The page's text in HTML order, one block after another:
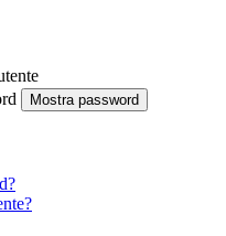
Mostra password